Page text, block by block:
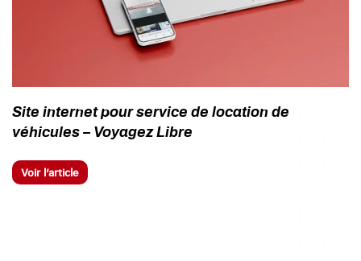
Site internet pour service de location de
véhicules – Voyagez Libre
Voir l’article